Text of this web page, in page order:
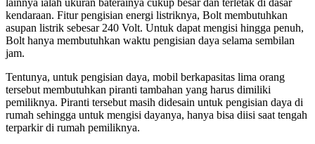
kendaraan. Fitur pengisian energi listriknya, Bolt membutuhkan
asupan listrik sebesar 240 Volt. Untuk dapat mengisi hingga penuh,
Bolt hanya membutuhkan waktu pengisian daya selama sembilan
jam.
Tentunya, untuk pengisian daya, mobil berkapasitas lima orang
tersebut membutuhkan piranti tambahan yang harus dimiliki
pemiliknya. Piranti tersebut masih didesain untuk pengisian daya di
rumah sehingga untuk mengisi dayanya, hanya bisa diisi saat tengah
terparkir di rumah pemiliknya.